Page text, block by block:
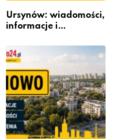
Ursynów: wiadomości,
informacje i